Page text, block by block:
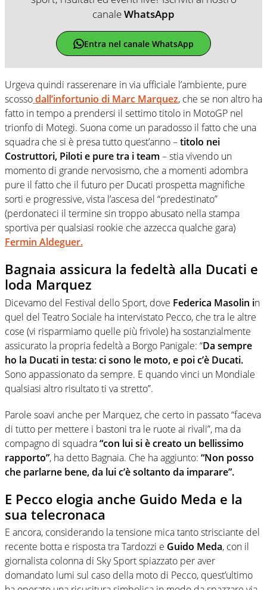
canaleWhatsApp
Entra nel canale WhatsApp
Urgeva quindi rasserenare in via ufficiale l’ambiente, pure
scossodall’infortunio di Marc Marquez, che se non altro ha
fatto in tempo a prendersi il settimo titolo in MotoGP nel
trionfo di Motegi. Suona come un paradosso il fatto che una
squadra che si è presa tutto quest’anno –titolo nei
Costruttori, Piloti e pure tra i team – stia vivendo un
momento di grande nervosismo, che a momenti adombra
pure il fatto che il futuro per Ducati prospetta magnifiche
sorti e progressive, vista l’ascesa del “predestinato”
(perdonateci il termine sin troppo abusato nella stampa
sportiva per qualsiasi rookie che azzecca qualche gara)
Fermin Aldeguer.
Bagnaia assicura la fedeltà alla Ducati e
loda Marquez
Dicevamo del Festival dello Sport, dove Federica Masolin in
quel del Teatro Sociale ha intervistato Pecco, che tra le altre
cose (vi risparmiamo quelle più frivole) ha sostanzialmente
assicurato la propria fedeltà a Borgo Panigale: “Da sempre
ho la Ducati in testa: ci sono le moto, e poi c’è Ducati.
Sono appassionato da sempre. E quando vinci un Mondiale
qualsiasi altro risultato ti va stretto”.
Parole soavi anche per Marquez, che certo in passato “faceva
di tutto per mettere i bastoni tra le ruote ai rivali”, ma da
compagno di squadra“con lui si è creato un bellissimo
rapporto”, ha detto Bagnaia. Che ha aggiunto: “Non posso
che parlarne bene, da lui c’è soltanto da imparare”.
E Pecco elogia anche Guido Meda e la
sua telecronaca
E ancora, considerando la tensione mica tanto strisciante del
recente botta e risposta tra Tardozzi e Guido Meda, con il
giornalista colonna di Sky Sport spiazzato per aver
domandato lumi sul caso della moto di Pecco, quest’ultimo